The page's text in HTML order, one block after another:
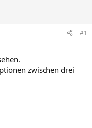
#1
zwischen drei